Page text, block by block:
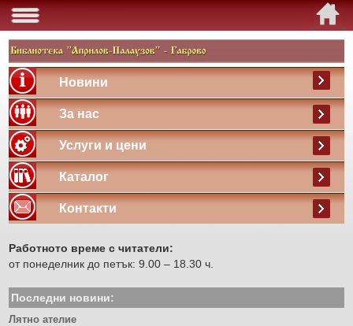
Новини
За нас
Услуги и цени
Каталог
Контакти
Работното време с читатели:
от понеделник до петък: 9.00 – 18.30 ч.
Последни новини:
Лятно ателие